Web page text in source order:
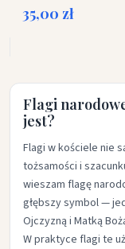
35,00 zł
Flagi
jest?
Flagi w kościele nie
tożsamości i
wieszam flagę
głębszy symbol —
Ojczyzną i Matką
W praktyce flagi te